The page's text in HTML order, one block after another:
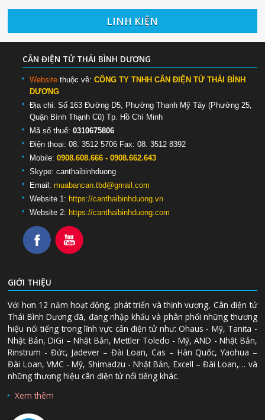
LINH KIỆN
CÂN ĐIỆN TỬ THÁI BÌNH DƯƠNG
Website thuộc về:CÔNG TY TNHH CÂN ĐIỆN TỬ THÁI BÌNH
DƯƠNG
Địa chỉ: Số 163 Đường D5, Phường Thạnh Mỹ Tây (Phường 25,
Quận Bình Thạnh Cũ) Tp. Hồ Chí Minh
Mã số thuế:0310675806
Điện thoại: 08. 3512 5706 Fax: 08. 3512 8392
Mobile: 0908.608.666 - 0908.662.643
Skype:canthaibinhduong
Email:muabancan.tbd@gmail.com
Website 1: https://canthaibinhduong.vn
Website 2: https://canthaibinhduong.com
GIỚI THIỆU
Với hơn 12 năm hoạt động, phát triển và thịnh vượng, Cân điện tử
Thái Bình Dương đã, đang nhập khẩu và phân phối những thương
hiệu nổi tiếng trong lĩnh vực cân điện tử như: Ohaus - Mỹ, Tanita -
Nhật Bản, DiGi – Nhật Bản, Mettler Toledo - Mỹ, AND - Nhật Bản,
Rinstrum - Đức, Jadever – Đài Loan, Cas – Hàn Quốc, Yaohua –
Đài Loan, VMC - Mỹ, Shimadzu - Nhật Bản, Excell – Đài Loan,… và
những thương hiệu cân điện tử nổi tiếng khác.
Xem thêm